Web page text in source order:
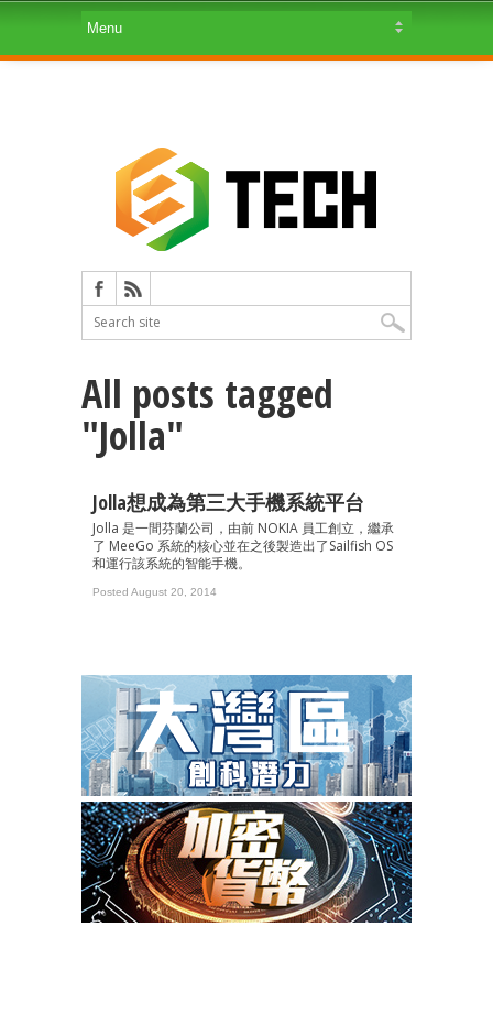
All posts tagged
"Jolla"
Jolla想成為第三大手機系統平台
Jolla 是一間芬蘭公司，由前 NOKIA 員工創立，繼承
了 MeeGo 系統的核心並在之後製造出了Sailfish OS
和運行該系統的智能手機。
Posted August 20, 2014